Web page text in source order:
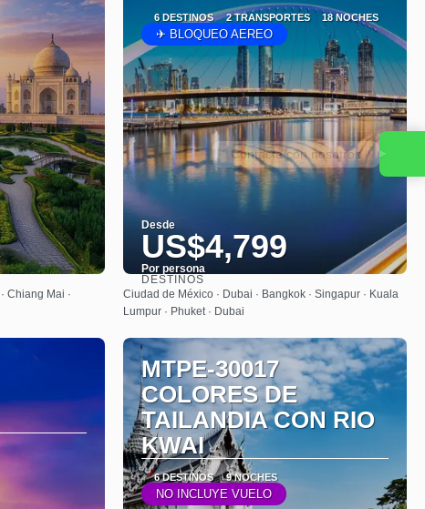
Chiang Mai ·
6 DESTINOS 2 TRANSPORTES 18 NOCHES
✈ BLOQUEO AEREO
Desde
US$4,799
Por persona
Ver
DESTINOS
Ciudad de México · Dubai · Bangkok · Singapur · Kuala
Lumpur · Phuket · Dubai
MTPE-30017
COLORES DE
TAILANDIA CON RIO
KWAI
6 DESTINOS 9 NOCHES
NO INCLUYE VUELO
Contacta con nosotros